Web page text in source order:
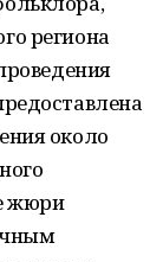
региона
около
жюри